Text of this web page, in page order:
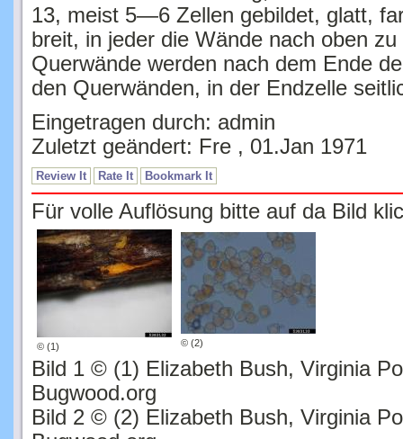
breit, in jeder die Wände nach oben
Querwände werden nach dem Ende
den Querwänden, in der Endzelle
Eingetragen durch: admin
Zuletzt geändert: Fre , 01.Jan 1971
Rate It
Für volle Auflösung bitte auf da Bild
© (2)
Bild 1 © (1) Elizabeth Bush, Virginia
Bugwood.org
Bild 2 © (2) Elizabeth Bush, Virginia
Bugwood.org